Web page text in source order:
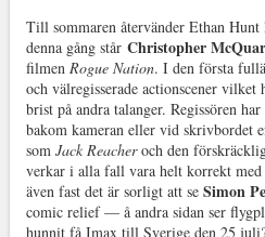
Till sommaren återvänder Ethan
denna gång står Christopher
filmen Rogue Nation. I den första
och välregisserade actionscener
brist på andra talanger. Regissören
bakom kameran eller vid skrivbordet
som Jack Reacheroch den
verkar i alla fall vara helt korrekt med
även fast det är sorligt att se Simon
comic relief — å andra sidan ser
hunnit få Imax till Sverige den 25